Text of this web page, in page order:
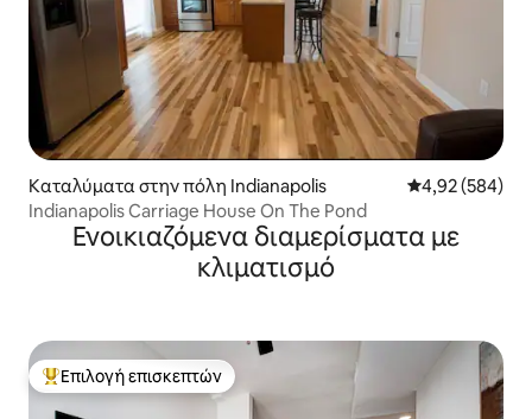
Καταλύματα στην πόλη Indianapolis Μέση
4,92 (584)
Indianapolis Carriage House On The Pond
Ενοικιαζόμενα διαμερίσματα με
κλιματισμό
Κορυφαία επιλογή επισκεπτών
Επιλογή επισκεπτών